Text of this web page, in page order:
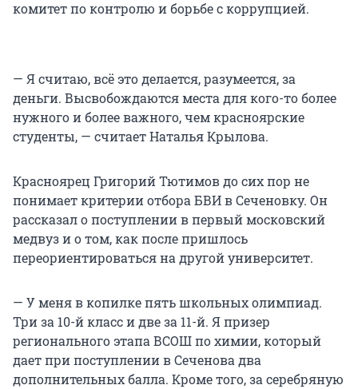
комитет по контролю и борьбе с коррупцией.
— Я считаю, всё это делается, разумеется, за
деньги. Высвобождаются места для кого-то более
нужного и более важного, чем красноярские
студенты, — считает Наталья Крылова.
Красноярец Григорий Тютимов до сих пор не
понимает критерии отбора БВИ в Сеченовку. Он
рассказал о поступлении в первый московский
медвуз и о том, как после пришлось
переориентироваться на другой университет.
— У меня в копилке пять школьных олимпиад.
Три за 10-й класс и две за 11-й. Я призер
регионального этапа ВСОШ по химии, который
дает при поступлении в Сеченова два
дополнительных балла. Кроме того, за серебряную